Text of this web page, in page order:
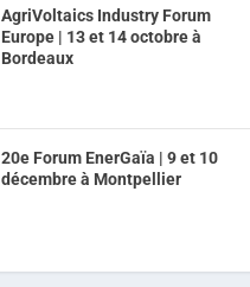
AgriVoltaics Industry Forum
Europe | 13 et 14 octobre à
Bordeaux
20e Forum EnerGaïa | 9 et 10
décembre à Montpellier